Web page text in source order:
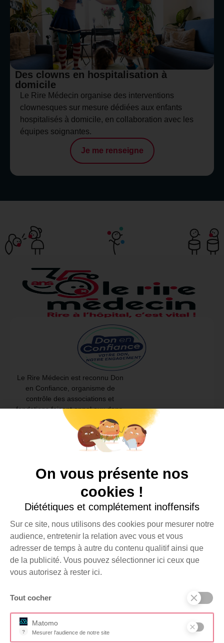
On vous présente nos
cookies !
Diététiques et complétement inoffensifs
Sur ce site, nous utilisons des cookies pour mesurer notre
audience, entretenir la relation avec vous et vous
adresser de temps à autre du contenu qualitif ainsi que
de la publicité. Vous pouvez sélectionner ici ceux que
vous autorisez à rester ici.
Tout cocher
?
Matomo
Mesurer l'audience de notre site
Outil analytique (alternative à Google Analytics) collectant des
Des clowns en hospitalisation à
domicile
Le Rire Médecin organise des interventions
clownesques sur mesure dédiées aux enfants
hospitalisés à domicile, en collaboration avec les
équipes soignantes.
Je me renseigne
RESSOURCES
Foire aux questions
Documents
Bâtiment Wikivillage
8 rue de Srebrenica
75020 Paris
+33 (0)1 44 84 40 99
Le Rire Médecin est reconnu Don
en Confiance, organisme de
contrôle des associations et
fondations faisant appel aux dons.
Plus d’infos
donenconfiance.org.
SUIVEZ-NOUS SUR
Je m'inscris à la
newsletter
JE FAIS UN